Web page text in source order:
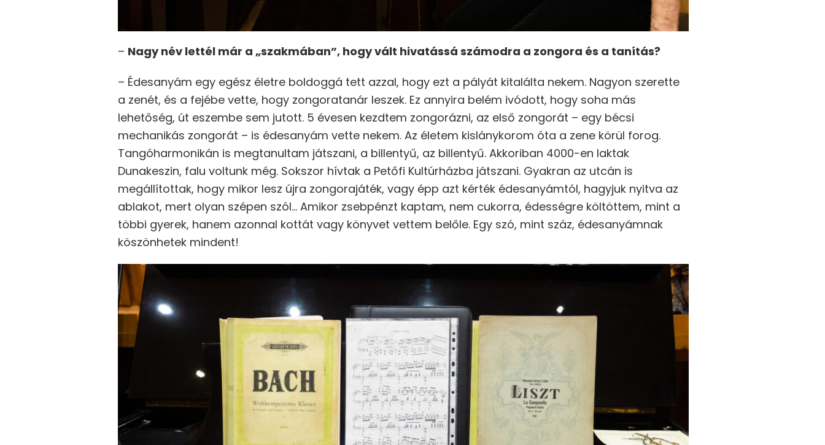
– Nagy név lettél már a „szakmában”, hogy vált hivatássá számodra a zongora és a tanítás?
– Édesanyám egy egész életre boldoggá tett azzal, hogy ezt a pályát kitalálta nekem. Nagyon szerette
a zenét, és a fejébe vette, hogy zongoratanár leszek. Ez annyira belém ivódott, hogy soha más
lehetőség, út eszembe sem jutott. 5 évesen kezdtem zongorázni, az első zongorát – egy bécsi
mechanikás zongorát – is édesanyám vette nekem. Az életem kislánykorom óta a zene körül forog.
Tangóharmonikán is megtanultam játszani, a billentyű, az billentyű. Akkoriban 4000-en laktak
Dunakeszin, falu voltunk még. Sokszor hívtak a Petőfi Kultúrházba játszani. Gyakran az utcán is
megállítottak, hogy mikor lesz újra zongorajáték, vagy épp azt kérték édesanyámtól, hagyjuk nyitva az
ablakot, mert olyan szépen szól… Amikor zsebpénzt kaptam, nem cukorra, édességre költöttem, mint a
többi gyerek, hanem azonnal kottát vagy könyvet vettem belőle. Egy szó, mint száz, édesanyámnak
köszönhetek mindent!